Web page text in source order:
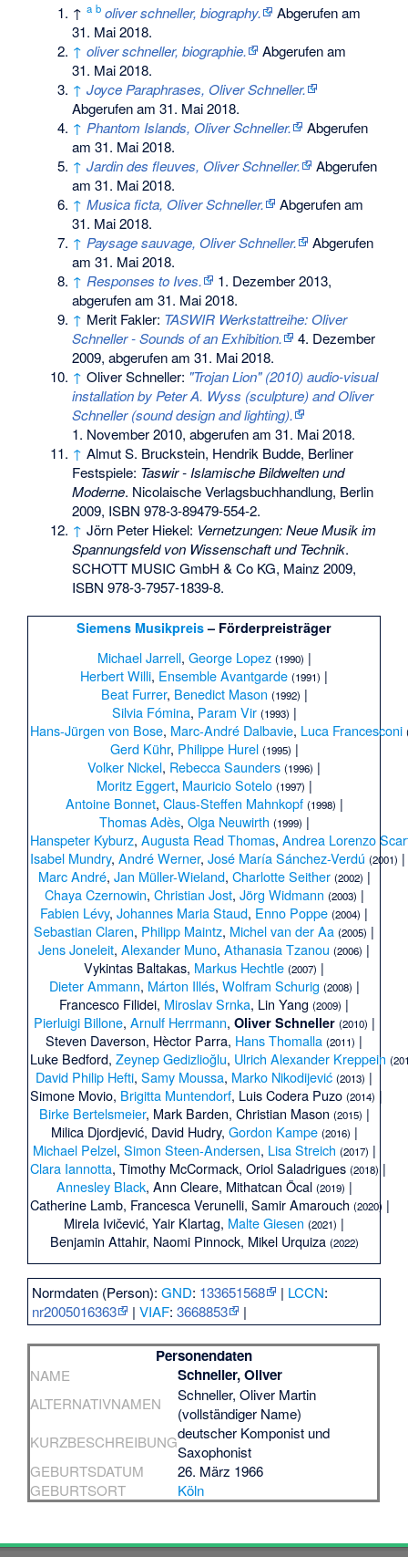
↑a b oliver schneller, biography.
Abgerufen am
31. Mai 2018.
↑ oliver schneller, biographie.
Abgerufen am
31. Mai 2018.
↑ Joyce Paraphrases, Oliver Schneller.
Abgerufen am 31. Mai 2018.
↑ Phantom Islands, Oliver Schneller.
Abgerufen
am 31. Mai 2018.
↑ Jardin des fleuves, Oliver Schneller.
Abgerufen
am 31. Mai 2018.
↑ Musica ficta, Oliver Schneller.
Abgerufen am
31. Mai 2018.
↑ Paysage sauvage, Oliver Schneller.
Abgerufen
am 31. Mai 2018.
↑ Responses to Ives.
1. Dezember 2013,
abgerufen am 31. Mai 2018.
↑ Merit Fakler: TASWIR Werkstattreihe: Oliver
Schneller - Sounds of an Exhibition.
4. Dezember
2009, abgerufen am 31. Mai 2018.
↑ Oliver Schneller: "Trojan Lion" (2010) audio-visual
installation by Peter A. Wyss (sculpture) and Oliver
Schneller (sound design and lighting).
1. November 2010, abgerufen am 31. Mai 2018.
↑ Almut S. Bruckstein, Hendrik Budde, Berliner
Festspiele: Taswir - Islamische Bildwelten und
Moderne. Nicolaische Verlagsbuchhandlung, Berlin
2009, ISBN 978-3-89479-554-2.
↑ Jörn Peter Hiekel: Vernetzungen: Neue Musik im
Spannungsfeld von Wissenschaft und Technik.
SCHOTT MUSIC GmbH & Co KG, Mainz 2009,
ISBN 978-3-7957-1839-8.
Siemens Musikpreis– Förderpreisträger
Michael Jarrell, George Lopez (1990) |
Herbert Willi, Ensemble Avantgarde (1991) |
Beat Furrer, Benedict Mason (1992) |
Silvia Fómina, Param Vir (1993) |
Hans-Jürgen von Bose, Marc-André Dalbavie, Luca Francesconi
Gerd Kühr, Philippe Hurel (1995) |
Volker Nickel, Rebecca Saunders (1996) |
Moritz Eggert, Mauricio Sotelo (1997) |
Antoine Bonnet, Claus-Steffen Mahnkopf (1998) |
Thomas Adès, Olga Neuwirth (1999) |
Hanspeter Kyburz,Augusta Read Thomas,Andrea Lorenzo
Isabel Mundry,André Werner,José María Sánchez-Verdú (2001) |
Marc André, Jan Müller-Wieland, Charlotte Seither (2002) |
Chaya Czernowin, Christian Jost, Jörg Widmann (2003) |
Fabien Lévy, Johannes Maria Staud, Enno Poppe (2004) |
Sebastian Claren, Philipp Maintz, Michel van der Aa (2005) |
Jens Joneleit, Alexander Muno, Athanasia Tzanou (2006) |
Vykintas Baltakas, Markus Hechtle (2007) |
Dieter Ammann, Márton Illés, Wolfram Schurig (2008) |
Francesco Filidei, Miroslav Srnka, Lin Yang (2009) |
Pierluigi Billone, Arnulf Herrmann, Oliver Schneller (2010) |
Steven Daverson, Hèctor Parra, Hans Thomalla (2011) |
Luke Bedford,Zeynep Gedizlioğlu, Ulrich Alexander Kreppein
David Philip Hefti, Samy Moussa, Marko Nikodijević (2013) |
Simone Movio, Brigitta Muntendorf, Luis Codera Puzo (2014) |
Birke Bertelsmeier, Mark Barden, Christian Mason (2015) |
Milica Djordjević, David Hudry, Gordon Kampe (2016) |
Michael Pelzel, Simon Steen-Andersen, Lisa Streich (2017) |
Clara Iannotta,Timothy McCormack,Oriol Saladrigues (2018) |
Annesley Black, Ann Cleare, Mithatcan Öcal (2019) |
Catherine Lamb, Francesca Verunelli,Samir Amarouch (2020) |
Mirela Ivičević, Yair Klartag, Malte Giesen (2021) |
Benjamin Attahir, Naomi Pinnock, Mikel Urquiza (2022)
Normdaten (Person):GND: 133651568 | LCCN:
nr2005016363
|VIAF:3668853 |
Personendaten
NAME Schneller, Oliver
ALTERNATIVNAMEN
Schneller, Oliver Martin
(vollständiger Name)
KURZBESCHREIBUNGdeutscher Komponist und
Saxophonist
GEBURTSDATUM
26. März 1966
GEBURTSORT
Köln